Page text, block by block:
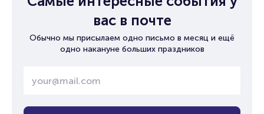
вас в почте
Обычно мы присылаем одно письмо в месяц и ещё
одно накануне больших праздников